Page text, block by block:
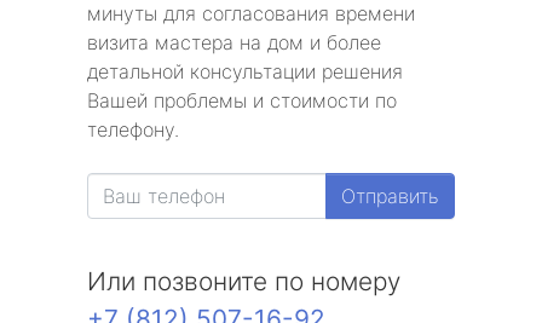
минуты для согласования времени
визита мастера на дом и более
детальной консультации решения
Вашей проблемы и стоимости по
телефону.
Отправить
Или позвоните по номеру